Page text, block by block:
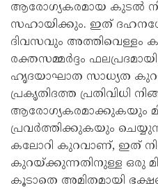
ആരോഗ്യകരമായ കുടൽ
സഹായിക്കും. ഇത്
ദിവസവും അത്തിവെള്ളം
രക്തസമ്മർദ്ദം
ഹൃദയാഘാത സാധ്യത
പ്രകൃതിദത്ത പ്രതിവിധി
ആരോഗ്യകരമാക്കുകയും
പ്രവർത്തിക്കുകയും
കലോറി കുറവാണ്, ഇത്
കുറയ്ക്കുന്നതിനുള്ള ഒരു
കൂടാതെ അമിതമായി